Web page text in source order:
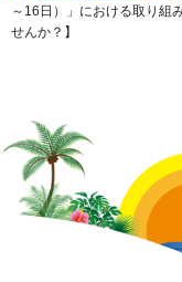
～16日）」における取り組
せんか？】